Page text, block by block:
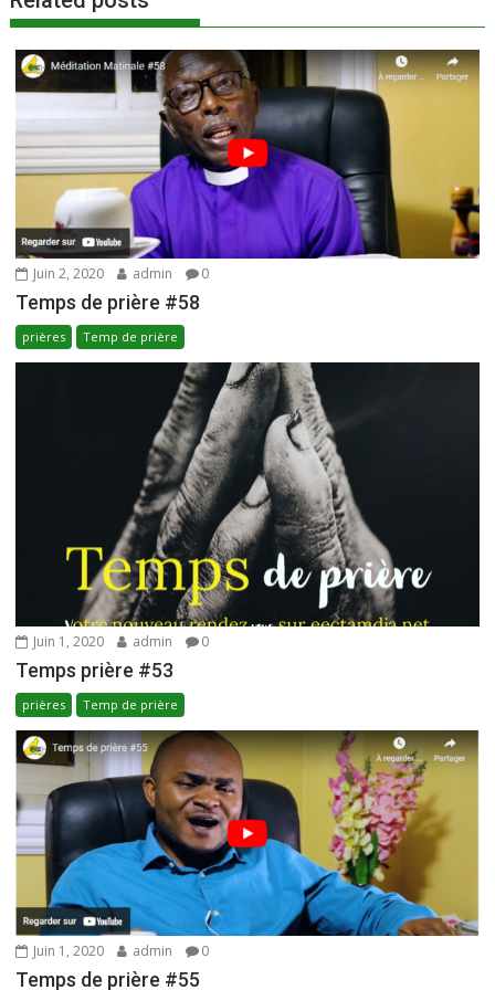
Juin 2, 2020 admin 0
Temps de prière #58
prières Temp de prière
Juin 1, 2020 admin 0
Temps prière #53
prières Temp de prière
Juin 1, 2020 admin 0
Temps de prière #55